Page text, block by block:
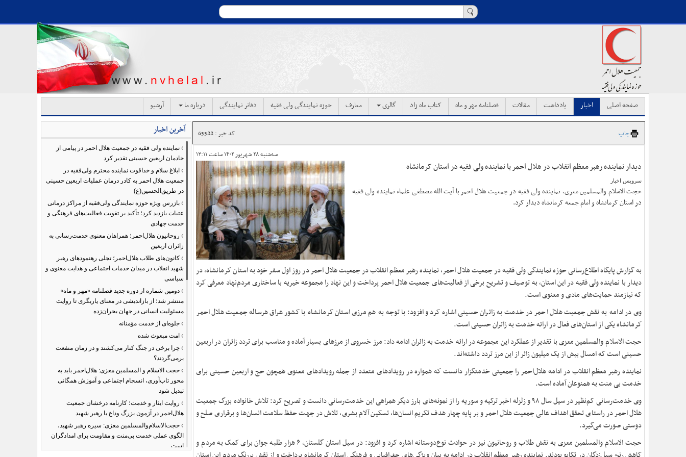
صفحه اصلی اخبار یادداشت مقالات فصلنامه مهر و ماه کتاب ماه زاد گالری معارف حوزه نمایندگی ولی فقیه دفاتر نمایندگی درباره ما آرشیو
چاپ کد خبر : 65588
دیدار نماینده رهبر معظم انقلاب در هلال احمر با نماینده ولی فقیه در استان کرمانشاه
سرویس اخبار
حجت الاسلام والمسلمین معزی، نماینده ولی فقیه در جمعیت هلال احمر با آیت الله مصطفی علماء نماینده ولی فقیه
در استان کرمانشاه و امام جمعه کرمانشاه دیدار کرد.
سه‌شنبه ۲۸ شهریور ۱۴۰۲ ساعت ۱۳:۱۱
به گزارش پایگاه اطلاع‌رسانی حوزه نمایندگی ولی فقیه در جمعیت هلال احمر، نماینده رهبر معظم انقلاب در جمعیت هلال احمر در روز اول سفر خود به استان کرمانشاه، در
دیدار با نماینده ولی فقیه در این استان، به توصیف و تشریح برخی از فعالیت‌های جمعیت هلال احمر پرداخت و این نهاد را مجموعه خیریه با ساختاری مردم‌نهاد معرفی کرد
که نیازمند حمایت‌های مادی و معنوی است.
وی در ادامه به نقش جمعیت هلال احمر در خدمت به زائران حسینی اشاره کرد و افزود: با توجه به هم مرزی استان کرمانشاه با کشور عراق هرساله جمعیت هلال احمر
کرمانشاه یکی از استان‌های فعال در ارائه خدمت به زائران حسینی است.
حجت الاسلام والمسلمین معزی با تقدیر از عملکرد این مجموعه در ارائه خدمت به زائران ادامه داد: مرز خسروی از مرز‌های بسیار آماده و مناسب برای تردد زائران در اربعین
حسینی است که امسال بیش از یک میلیون زائر از این مرز تردد داشته‌اند.
نماینده رهبر معظم انقلاب در ادامه هلال‌احمر را جمعیتی خدمتگزار دانست که همواره در رویدادهای متعدد از جمله رویدادهای معنوی همچون حج و اربعین حسینی برای
خدمت بی منت به همنوعان آماده است.
وی خدمت‌رسانی کم‌نظیر در سیل سال ۹۸ و زلزله اخیر ترکیه و سوریه را از نمونه‌های بارز دیگر همراهی این خدمت‌رسانی دانست و تصریح کرد: تلاش خانواده بزرگ جمعیت
هلال احمر در راستای تحقق اهداف عالی جمعیت هلال احمر و بر پایه چهار هدف تکریم انسان‌ها، تسکین آلام بشری، تلاش در جهت حفظ سلامت انسان‌ها و برقراری صلح و
دوستی صورت می‌گیرد.
حجت الاسلام والمسلمین معزی به نقش طلاب و روحانیون نیز در حوادث نوع‌دوستانه اشاره کرد و افزود: در سیل استان گلستان، ۶ هزار طلبه جوان برای کمک به مردم و
آخرین اخبار
› نماینده ولی فقیه در جمعیت هلال احمر در پیامی از
خادمان اربعین حسینی تقدیر کرد
› ابلاغ سلام و خداقوت نماینده محترم ولی‌فقیه در
جمعیت هلال احمر به کادر درمان عملیات اربعین حسینی
در طریق‌الحسین(ع)
› بازرس ویژه حوزه نمایندگی ولی‌فقیه از مراکز درمانی
عتبات بازدید کرد؛ تأکید بر تقویت فعالیت‌های فرهنگی و
خدمت جهادی
› روحانیون هلال‌احمر؛ همراهان معنوی خدمت‌رسانی به
زائران اربعین
› کانون‌های طلاب هلال‌احمر؛ تجلی رهنمودهای رهبر
شهید انقلاب در میدان خدمات اجتماعی و هدایت معنوی و
سیاسی
› دومین شماره از دوره جدید فصلنامه «مهر و ماه»
منتشر شد؛ از بازاندیشی در معنای یاریگری تا روایت
مسئولیت انسانی در جهان بحران‌زده
› جلوه‌ای از خدمت مؤمنانه
› امت مبعوث شده
› چرا برخی در جنگ کنار می‌کشند و در زمان منفعت
برمی‌گردند؟
› حجت الاسلام و المسلمین معزی: هلال‌احمر باید به
محور تاب‌آوری، انسجام اجتماعی و آموزش همگانی
تبدیل شود
› روایت ایثار و خدمت؛ کارنامه درخشان جمعیت
هلال‌احمر در آزمون بزرگ وداع با رهبر شهید
› حجت‌الاسلام‌والمسلمین معزی: سیره رهبر شهید،
الگوی عملی خدمت بی‌منت و مقاومت برای امدادگران
است